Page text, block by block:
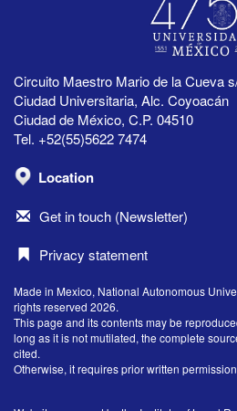
Circuito Maestro Mario de la Cueva
Ciudad Universitaria, Alc. Coyoacán
Ciudad de México, C.P. 04510
Tel. +52(55)5622 7474
Location
Get in touch (Newsletter)
Privacy statement
Made in Mexico, National Autonomous
rights reserved 2026.
This page and its contents may be
long as it is not mutilated, the complete
cited.
Otherwise, it requires prior written